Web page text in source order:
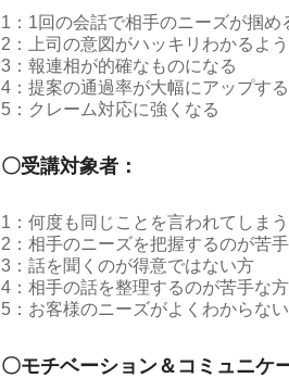
1：1回の会話で相手のニーズが掴め
2：上司の意図がハッキリわかるよ
3：報連相が的確なものになる
4：提案の通過率が大幅にアップする
5：クレーム対応に強くなる
〇受講対象者：
1：何度も同じことを言われてしま
2：相手のニーズを把握するのが苦
3：話を聞くのが得意ではない方
4：相手の話を整理するのが苦手な方
5：お客様のニーズがよくわからな
〇モチベーション＆コミュニケ